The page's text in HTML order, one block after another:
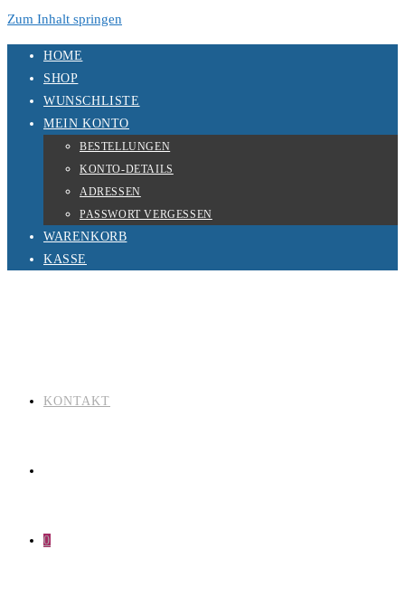
Zum Inhalt springen
HOME
SHOP
WUNSCHLISTE
MEIN KONTO
BESTELLUNGEN
KONTO-DETAILS
ADRESSEN
PASSWORT VERGESSEN
WARENKORB
KASSE
KONTAKT
0